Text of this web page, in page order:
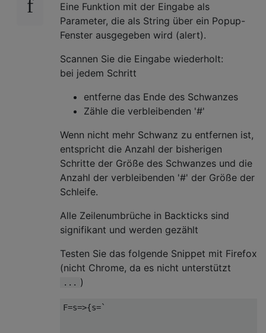
Eine Funktion mit der Eingabe als
Parameter, die als String über ein Popup-
Fenster ausgegeben wird (alert).
Scannen Sie die Eingabe wiederholt:
bei jedem Schritt
entferne das Ende des Schwanzes
Zähle die verbleibenden '#'
Wenn nicht mehr Schwanz zu entfernen ist,
entspricht die Anzahl der bisherigen
Schritte der Größe des Schwanzes und die
Anzahl der verbleibenden '#' der Größe der
Schleife.
Alle Zeilenumbrüche in Backticks sind
signifikant und werden gezählt
Testen Sie das folgende Snippet mit Firefox
(nicht Chrome, da es nicht unterstützt
... )
F=s=>{s=`